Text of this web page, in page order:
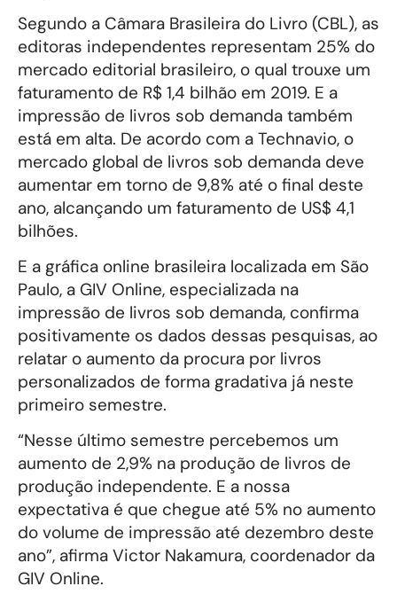
Segundo a Câmara Brasileira do Livro (CBL), as
editoras independentes representam 25% do
mercado editorial brasileiro, o qual trouxe um
faturamento de R$ 1,4 bilhão em 2019. E a
impressão de livros sob demanda também
está em alta. De acordo com a Technavio, o
mercado global de livros sob demanda deve
aumentar em torno de 9,8% até o final deste
ano, alcançando um faturamento de US$ 4,1
bilhões.
E a gráfica online brasileira localizada em São
Paulo, a GIV Online, especializada na
impressão de livros sob demanda, confirma
positivamente os dados dessas pesquisas, ao
relatar o aumento da procura por livros
personalizados de forma gradativa já neste
primeiro semestre.
“Nesse último semestre percebemos um
aumento de 2,9% na produção de livros de
produção independente. E a nossa
expectativa é que chegue até 5% no aumento
do volume de impressão até dezembro deste
ano”, afirma Victor Nakamura, coordenador da
GIV Online.